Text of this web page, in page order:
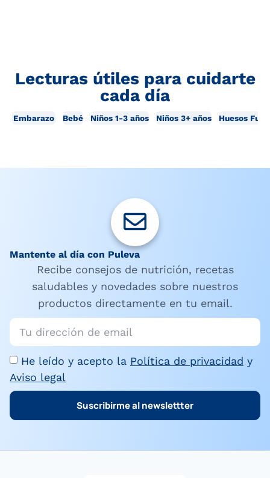
Lecturas útiles para cuidarte
cada día
Embarazo Bebé Niños 1-3 años Niños 3+ años Huesos
Mantente al día con Puleva
Recibe consejos de nutrición, recetas
saludables y novedades sobre nuestros
productos directamente en tu email.
He leído y acepto la Política de privacidad y
Aviso legal
Suscribirme al newslettter